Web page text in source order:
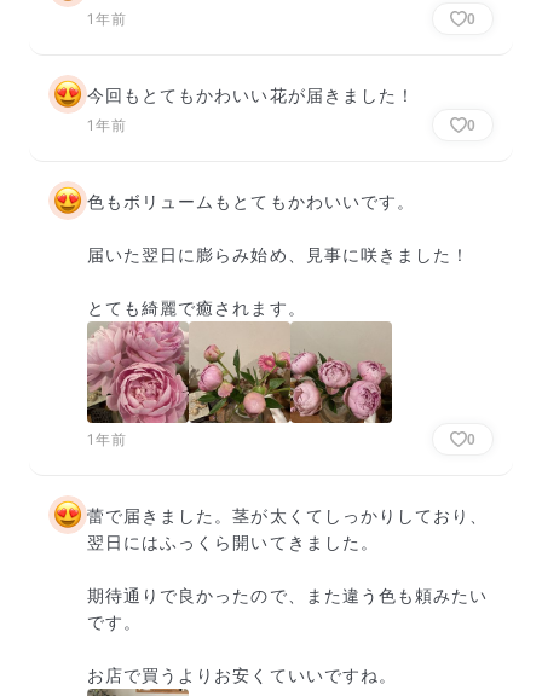
1年前 0
今回もとてもかわいい花が届きました！
1年前 0
色もボリュームもとてもかわいいです。
届いた翌日に膨らみ始め、見事に咲きました！
とても綺麗で癒されます。
1年前 0
蕾で届きました。茎が太くてしっかりしており、
翌日にはふっくら開いてきました。
期待通りで良かったので、また違う色も頼みたい
です。
お店で買うよりお安くていいですね。